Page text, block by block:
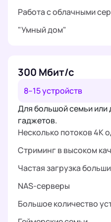
Работа с облачными
"Умный дом"
300 Мбит/с
8–15 устройств
Для большой семьи
гаджетов.
Несколько потоков 4K
Стриминг в высоком
Частая загрузка
NAS-серверы
Большое количество